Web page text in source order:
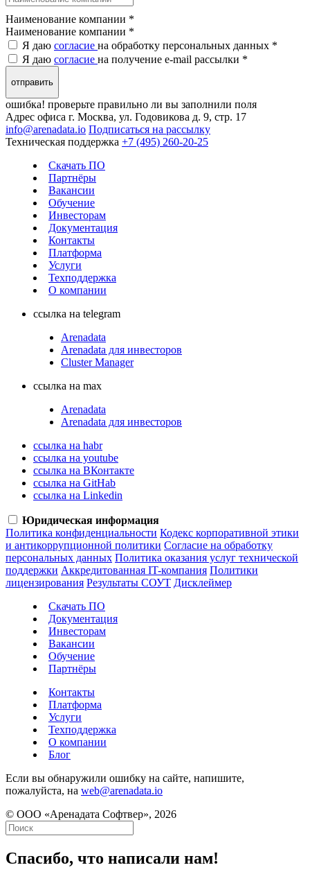
Наименование компании *
Наименование компании *
Я даю согласие на обработку персональных данных *
Я даю согласие на получение e-mail рассылки *
отправить
ошибка! проверьте правильно ли вы заполнили поля
Адрес офиса г. Москва, ул. Годовикова д. 9, стр. 17
info@arenadata.io Подписаться на рассылку
Техническая поддержка +7 (495) 260-20-25
Скачать ПО
Партнёры
Вакансии
Обучение
Инвесторам
Документация
Контакты
Платформа
Услуги
Техподдержка
О компании
ссылка на telegram
Arenadata
Arenadata для инвесторов
Cluster Manager
ссылка на max
Arenadata
Arenadata для инвесторов
ссылка на habr
ссылка на youtube
ссылка на ВКонтакте
ссылка на GitHab
ссылка на Linkedin
Юридическая информация
Политика конфиденциальности Кодекс корпоративной этики
и антикоррупционной политики Согласие на обработку
персональных данных Политика оказания услуг технической
поддержки Аккредитованная IT-компания Политики
лицензирования Результаты СОУТ Дисклеймер
Скачать ПО
Документация
Инвесторам
Вакансии
Обучение
Партнёры
Контакты
Платформа
Услуги
Техподдержка
О компании
Блог
Если вы обнаружили ошибку на сайте, напишите,
пожалуйста, на web@arenadata.io
© ООО «Аренадата Софтвер», 2026
Спасибо, что написали нам!